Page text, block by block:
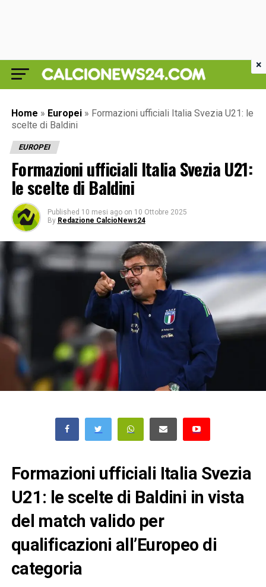
Home » Europei » Formazioni ufficiali Italia Svezia U21: le
scelte di Baldini
EUROPEI
Formazioni ufficiali Italia Svezia U21:
le scelte di Baldini
Published 10 mesi ago on 10 Ottobre 2025
By Redazione CalcioNews24
Formazioni ufficiali Italia Svezia
U21: le scelte di Baldini in vista
del match valido per
qualificazioni all’Europeo di
categoria
×